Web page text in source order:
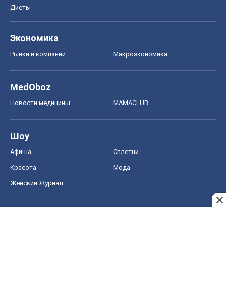
Диеты
Экономика
Рынки и компании Mакроэкономика
MedOboz
Новости медицины MAMACLUB
Шоу
Афиша Сплетни
Красота Мода
Женский Журнал